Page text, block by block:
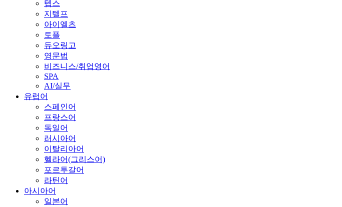
텝스
지텔프
아이엘츠
토플
듀오링고
영문법
비즈니스/취업영어
SPA
AI/실무
유럽어
스페인어
프랑스어
독일어
러시아어
이탈리아어
헬라어(그리스어)
포르투갈어
라틴어
아시아어
일본어